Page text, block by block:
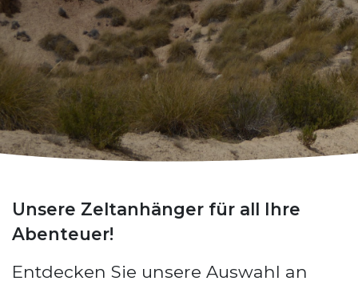
Unsere Zeltanhänger für all Ihre
Abenteuer!
Entdecken Sie unsere Auswahl an